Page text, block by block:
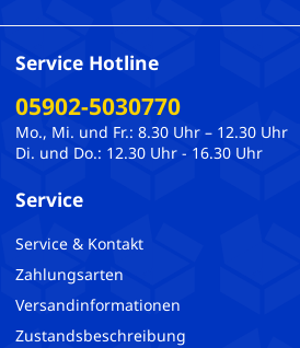
Service Hotline
05902-5030770
Mo., Mi. und Fr.: 8.30 Uhr – 12.30 Uhr
Di. und Do.: 12.30 Uhr - 16.30 Uhr
Service
Service & Kontakt
Zahlungsarten
Versandinformationen
Zustandsbeschreibung